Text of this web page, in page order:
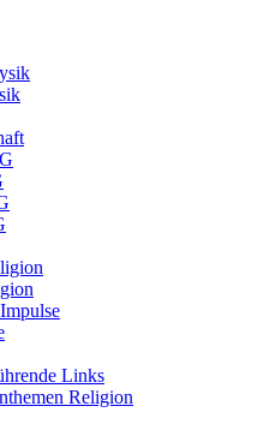
Links
Religion